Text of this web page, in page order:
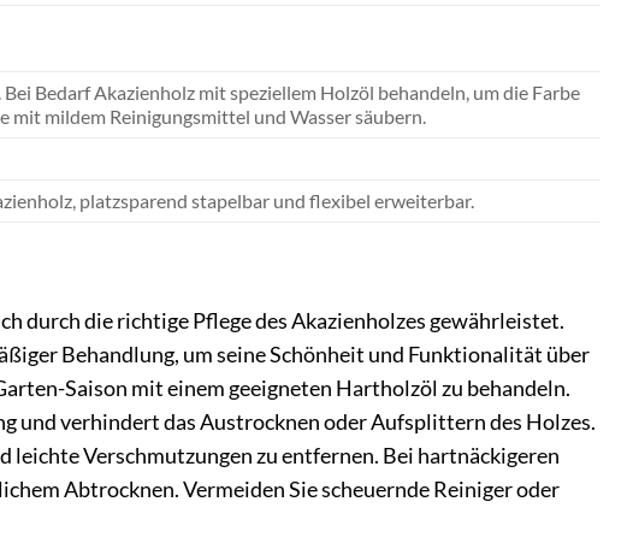
Bedarf Akazienholz mit speziellem Holzöl behandeln, um die Farbe
mildem Reinigungsmittel und Wasser säubern.
platzsparend stapelbar und flexibel erweiterbar.
durch die richtige Pflege des Akazienholzes gewährleistet.
Behandlung, um seine Schönheit und Funktionalität über
Saison mit einem geeigneten Hartholzöl zu behandeln.
und verhindert das Austrocknen oder Aufsplittern des Holzes.
leichte Verschmutzungen zu entfernen. Bei hartnäckigeren
Abtrocknen. Vermeiden Sie scheuernde Reiniger oder